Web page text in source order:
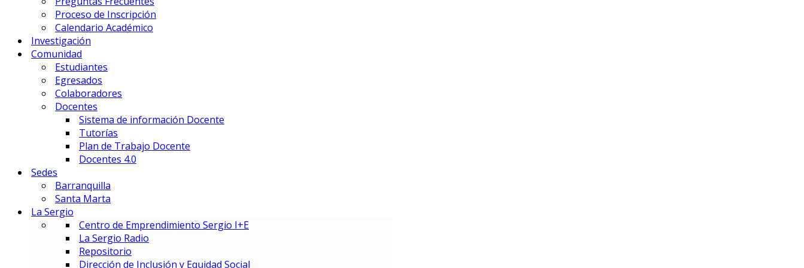
Innovación y Economía de Datos
Marketing Integral y Negocios Globales
Preuniversitario
Preparatorio en Teatro Musical
Postgrados
DOCTORADO:
DIN – Doctorado en Innovación y Negocios
MAESTRÍAS:
Proceso de Inscripción
Calendario Académico
Investigación
Comunidad
Estudiantes
Egresados
Colaboradores
Docentes
Sistema de información Docente
Tutorías
Plan de Trabajo Docente
Docentes 4.0
Sedes
Barranquilla
Santa Marta
La Sergio
Centro de Emprendimiento Sergio I+E
La Sergio Radio
Repositorio
Dirección de Inclusión y Equidad Social